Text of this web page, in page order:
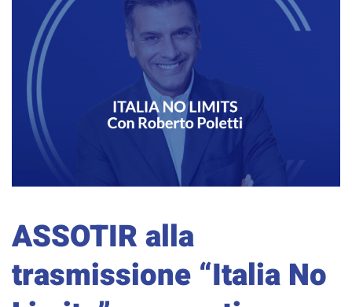
ASSOTIR alla
trasmissione “Italia No